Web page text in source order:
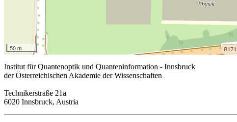
50 m
Institut für Quantenoptik und Quanteninformation - Innsbruck
der Österreichischen Akademie der Wissenschaften
Technikerstraße 21a
6020 Innsbruck, Austria